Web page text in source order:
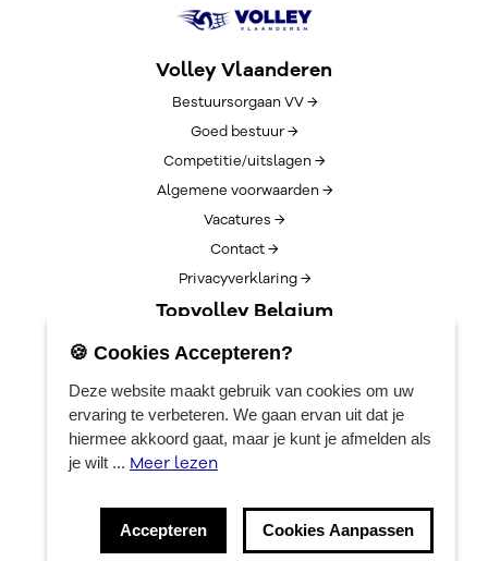
Volley Vlaanderen
Bestuursorgaan VV →
Goed bestuur →
Competitie/uitslagen →
Algemene voorwaarden →
Vacatures →
Contact →
Privacyverklaring →
Topvolley Belgium
Over TopVolleyBelgium →
Lotto Cup Finals →
EuroVolleyCenter
Boekingen →
🍪 Cookies Accepteren?
Deze website maakt gebruik van cookies om uw
ervaring te verbeteren. We gaan ervan uit dat je
hiermee akkoord gaat, maar je kunt je afmelden als
je wilt ... Meer lezen
Accepteren Cookies Aanpassen